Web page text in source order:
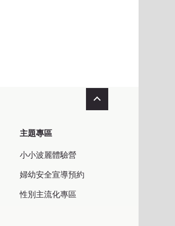
主題專區
小小波麗體驗營
婦幼安全宣導預約
性別主流化專區